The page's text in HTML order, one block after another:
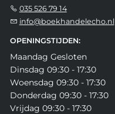
035 526 79 14
info@boekhandelecho.nl
OPENINGSTIJDEN:
Maandag Gesloten
Dinsdag 09:30 - 17:30
Woensdag 09:30 - 17:30
Donderdag 09:30 - 17:30
Vrijdag 09:30 - 17:30